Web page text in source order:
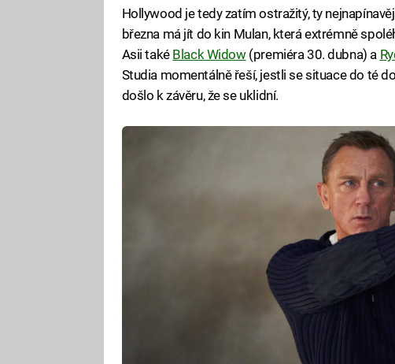
Hollywood je tedy zatím ostražitý, ty
března má jít do kin Mulan, která extrémně
Asii také Black Widow(premiéra 30. dubna) a
Studia momentálně řeší, jestli se situace do té
došlo k závěru, že se uklidní.